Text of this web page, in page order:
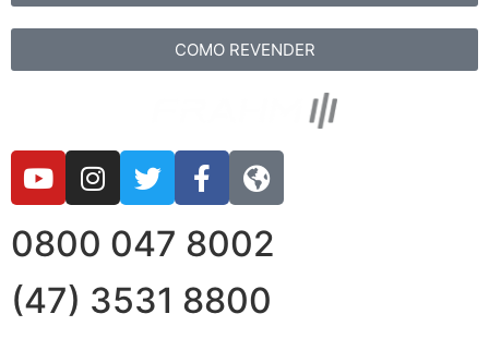
COMO REVENDER
0800 047 8002
(47) 3531 8800